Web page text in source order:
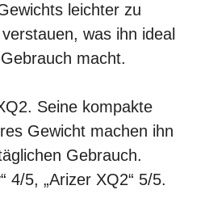
leichter zu
was ihn ideal
macht.
Seine kompakte
Gewicht machen ihn
Gebrauch.
4/5, „Arizer XQ2“ 5/5.